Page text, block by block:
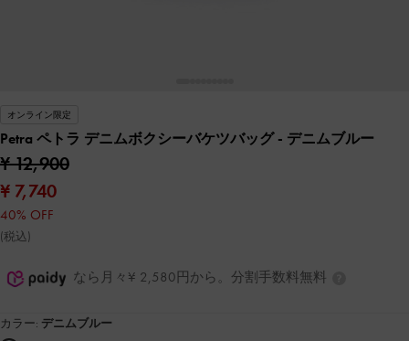
オンライン限定
Petra ペトラ デニムボクシーバケツバッグ- デニムブルー
¥ 12,900
¥ 7,740
40% OFF
(税込)
なら月々¥ 2,580円から。分割手数料無料
カラー: デニムブルー